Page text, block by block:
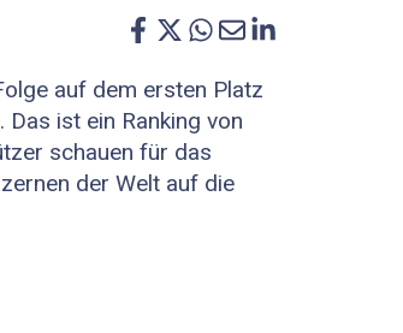
auf dem ersten Platz
Das ist ein Ranking von
schauen für das
der Welt auf die